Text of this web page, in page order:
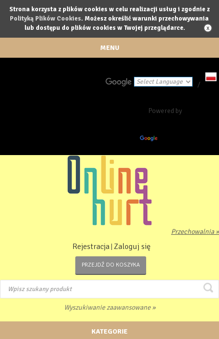
Strona korzysta z plików cookies w celu realizacji usług i zgodnie z
Polityką Plików Cookies. Możesz określić warunki przechowywania
lub dostępu do plików cookies w Twojej przeglądarce.
MENU
Powered by
/
Przechowalnia »
Rejestracja Zaloguj się
PRZEJDŹ DO KOSZYKA
Wyszukiwanie zaawansowane »
KATEGORIE